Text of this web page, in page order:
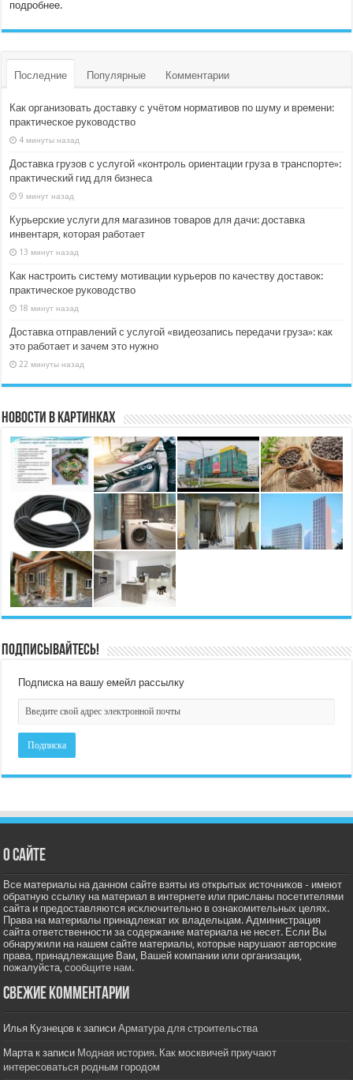
подробнее.
Последние Популярные Комментарии
Как организовать доставку с учётом нормативов по шуму и времени:
практическое руководство
4 минуты назад
Доставка грузов с услугой «контроль ориентации груза в транспорте»:
практический гид для бизнеса
9 минут назад
Курьерские услуги для магазинов товаров для дачи: доставка
инвентаря, которая работает
13 минут назад
Как настроить систему мотивации курьеров по качеству доставок:
практическое руководство
18 минут назад
Доставка отправлений с услугой «видеозапись передачи груза»: как
это работает и зачем это нужно
22 минуты назад
Новости в картинках
Подписывайтесь!
Подписка на вашу емейл рассылку
О сайте
Все материалы на данном сайте взяты из открытых источников - имеют
обратную ссылку на материал в интернете или присланы посетителями
сайта и предоставляются исключительно в ознакомительных целях.
Права на материалы принадлежат их владельцам. Администрация
сайта ответственности за содержание материала не несет. Если Вы
обнаружили на нашем сайте материалы, которые нарушают авторские
права, принадлежащие Вам, Вашей компании или организации,
пожалуйста,сообщите нам.
Свежие комментарии
Илья Кузнецов к записиАрматура для строительства
Мартак записи Модная история. Как москвичей приучают
интересоваться родным городом